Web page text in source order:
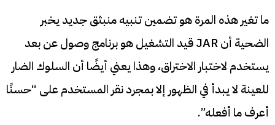
ما تغير هذه المرة هو تضمين تنبيه منبثق جديد يخبر
الضحية أن JAR قيد التشغيل هو برنامج وصول عن بعد
يستخدم لاختبار الاختراق، وهذا يعني أيضًا أن السلوك الضار
للعينة لا يبدأ في الظهور إلا بمجرد نقر المستخدم على “حسنًا
أعرف ما أفعله”.